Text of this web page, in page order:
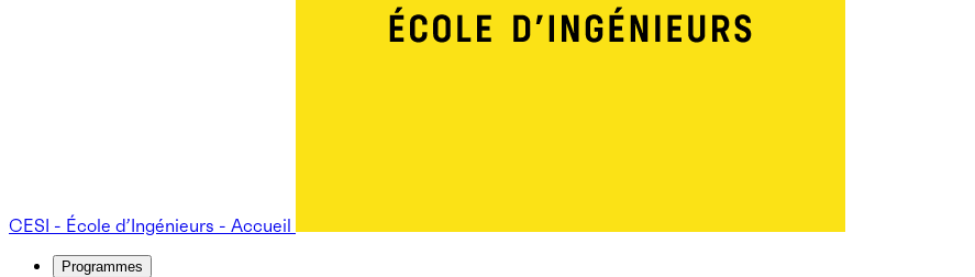
CESI - École d’Ingénieurs - Accueil
Programmes